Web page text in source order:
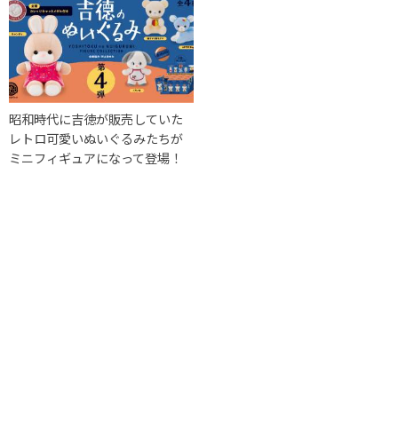
昭和時代に吉徳が販売していた
レトロ可愛いぬいぐるみたちが
ミニフィギュアになって登場！